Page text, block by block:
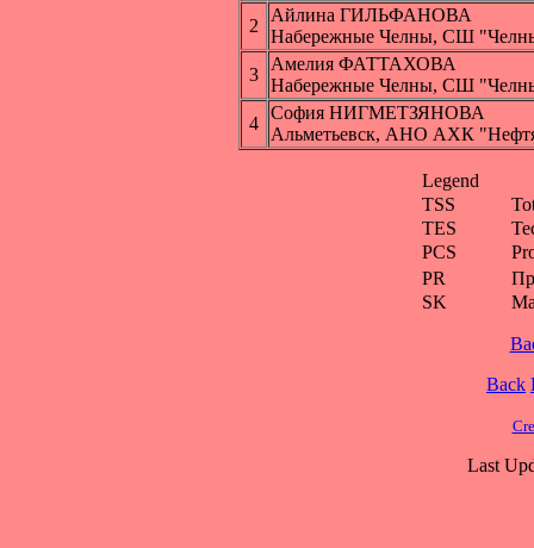
2
Айлина ГИЛЬФАНОВА
Набережные Челны, СШ
3
Амелия ФАТТАХОВА
Набережные Челны, СШ
4
София НИГМЕТЗЯНОВА
Альметьевск, АНО АХК
Legend
TSS
TES
PCS
PR
SK
Back
Last